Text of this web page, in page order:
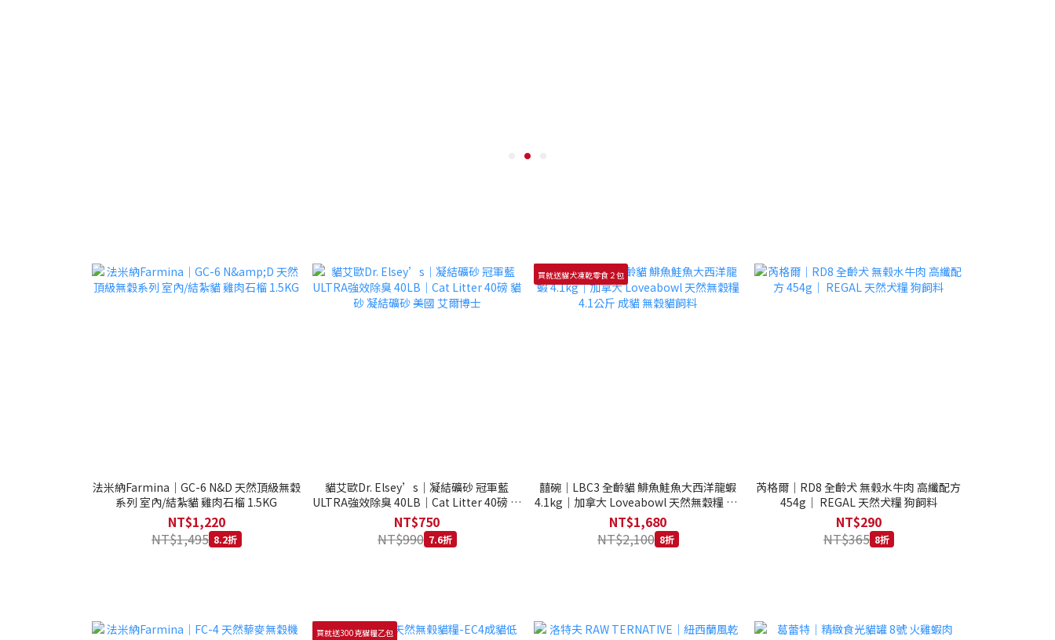
法米納Farmina｜GC-6 N&D 天然頂級無穀
系列 室內/結紮貓 雞肉石榴 1.5KG
NT$1,220
NT$1,495 8.2折
貓艾歐Dr. Elsey’s｜凝結礦砂 冠軍藍
ULTRA強效除臭 40LB｜Cat Litter 40磅 貓
砂 凝結礦砂 美國 艾爾博士
NT$750
NT$990 7.6折
買就送貓犬凍乾零食２包
囍碗｜LBC3 全齡貓 鯡魚鮭魚大西洋龍蝦
4.1kg｜加拿大 Loveabowl 天然無穀糧 4.1
公斤 成貓 無穀貓飼料
NT$1,680
NT$2,100 8折
芮格爾｜RD8 全齡犬 無榖水牛肉 高纖配方
454g｜ REGAL 天然犬糧 狗飼料
NT$290
NT$365 8折
買就送300克貓糧乙包